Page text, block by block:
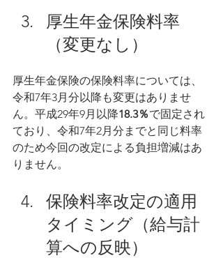
厚生年金保険料率
（変更なし）
厚生年金保険の保険料率については、
令和7年3月分以降も変更はありませ
ん。平成29年9月以降18.3％で固定され
ており​、令和7年2月分までと同じ料率
のため今回の改定による負担増減はあ
りません。
保険料率改定の適用
タイミング（給与計
算への反映）